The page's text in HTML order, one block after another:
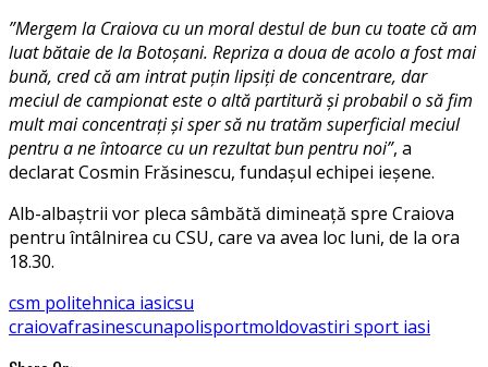
”Mergem la Craiova cu un moral destul de bun cu toate că am
luat bătaie de la Botoșani. Repriza a doua de acolo a fost mai
bună, cred că am intrat puțin lipsiți de concentrare, dar
meciul de campionat este o altă partitură și probabil o să fim
mult mai concentrați și sper să nu tratăm superficial meciul
pentru a ne întoarce cu un rezultat bun pentru noi”, a
declarat Cosmin Frăsinescu, fundașul echipei ieșene.
Alb-albaștrii vor pleca sâmbătă dimineață spre Craiova
pentru întâlnirea cu CSU, care va avea loc luni, de la ora
18.30.
csm politehnica iasicsu
craiovafrasinescunapolisportmoldovastiri sport iasi